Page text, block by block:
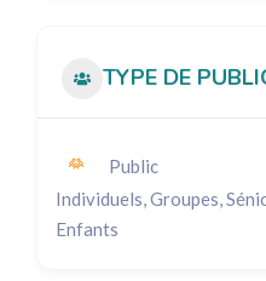
TYPE DE
Public
Individuels, Groupes,
Enfants